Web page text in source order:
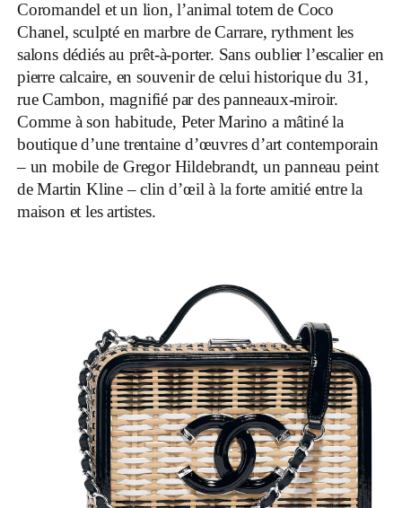
Coromandel et un lion, l’animal totem de Coco
Chanel, sculpté en marbre de Carrare, rythment les
salons dédiés au prêt-à-porter. Sans oublier l’escalier en
pierre calcaire, en souvenir de celui historique du 31,
rue Cambon, magnifié par des panneaux-miroir.
Comme à son habitude, Peter Marino a mâtiné la
boutique d’une trentaine d’œuvres d’art contemporain
– un mobile de Gregor Hildebrandt, un panneau peint
de Martin Kline – clin d’œil à la forte amitié entre la
maison et les artistes.